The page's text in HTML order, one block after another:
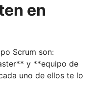
en
Scrum son:
y **equipo de
uno de ellos te lo